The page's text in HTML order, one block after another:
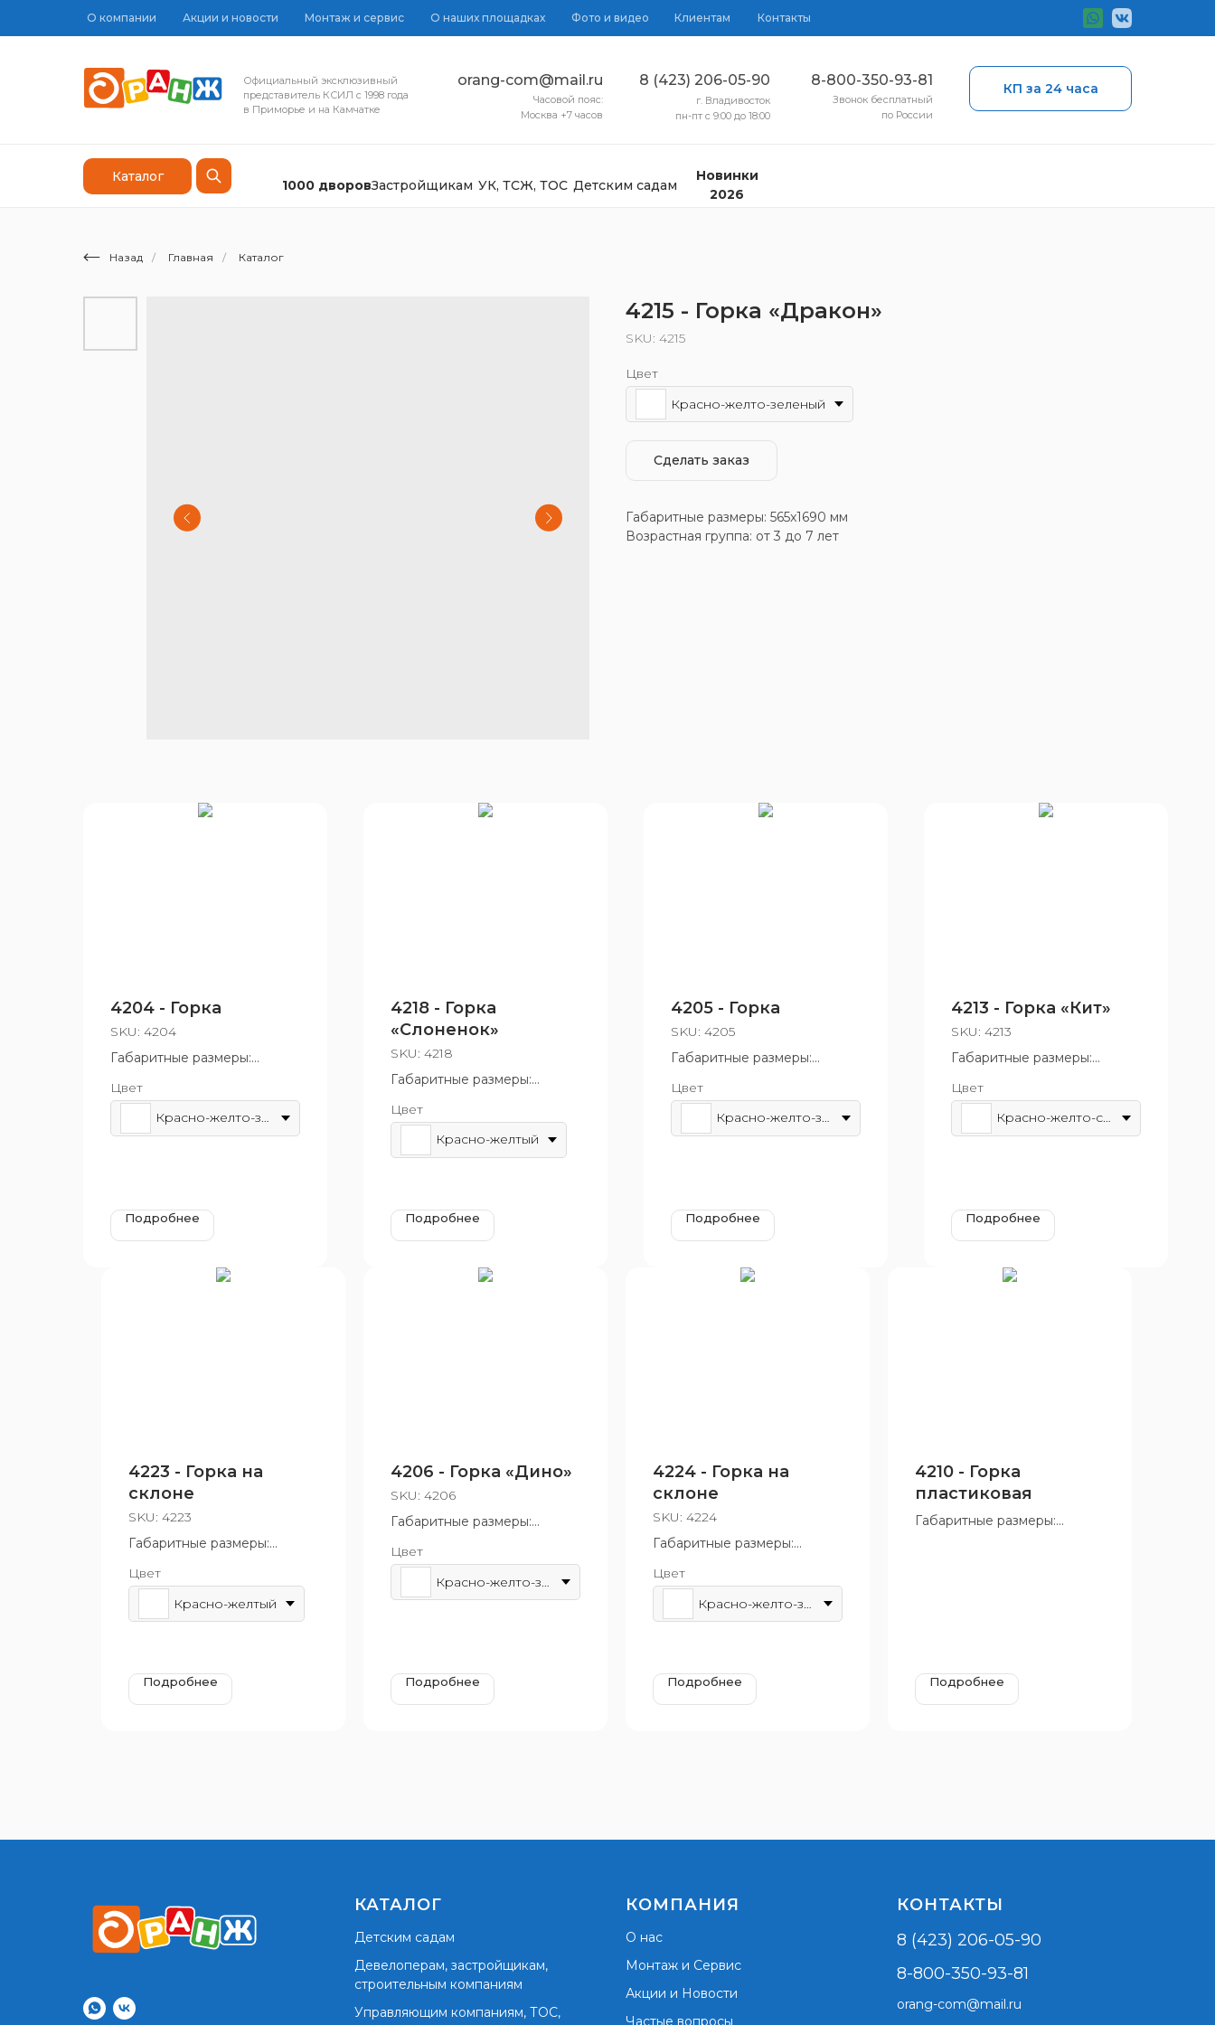
О компании Акции и новости Монтаж и сервис О наших площадках Фото и видео Клиентам Контакты
Каталог
КП за 24 часа
8 (423) 206-05-90 8-800-350-93-81
Официальный эксклюзивный
представитель КСИЛ с 1998 года
в Приморье и на Камчатке
orang-com@mail.ru
Звонок бесплатный
по России
г. Владивосток
пн-пт с 9:00 до 18:00
Часовой пояс:
Москва +7 часов
1000 дворовЗастройщикам УК, ТСЖ, ТОС Детским садам
Новинки
2026
Назад / Главная / Каталог
4215 - Горка «Дракон»
SKU: 4215
Цвет
Красно-желто-зеленый
Сделать заказ
Габаритные размеры: 565x1690 мм
Возрастная группа: от 3 до 7 лет
4204 - Горка
SKU: 4204
Габаритные размеры:
Возрастная группа: от 5 до
Цвет
Красно-желто-зеленый
Подробнее
4218 - Горка
«Слоненок»
SKU: 4218
Габаритные размеры:
Возрастная группа: от 3 до 7
Цвет
Красно-желтый
Подробнее
4205 - Горка
SKU: 4205
Габаритные размеры:
Возрастная группа: от 5 до
Цвет
Красно-желто-зеленый
Подробнее
4213 - Горка «Кит»
SKU: 4213
Габаритные размеры:
Возрастная группа: от 3 до 7
Цвет
Красно-желто-синий
Подробнее
4223 - Горка на
склоне
SKU: 4223
Габаритные размеры:
Возрастная группа: от 6 до
Цвет
Красно-желтый
Подробнее
4206 - Горка «Дино»
SKU: 4206
Габаритные размеры:
Возрастная группа: от 3 до
Цвет
Подробнее
4224 - Горка на
склоне
SKU: 4224
Габаритные размеры:
Возрастная группа: от 3 до
Цвет
Подробнее
4210 - Горка
пластиковая
Габаритные размеры:
Подробнее
КАТАЛОГ
Детским садам
Девелоперам, застройщикам,
строительным компаниям
Управляющим компаниям, ТОС,
КОМПАНИЯ
О нас
Монтаж и Сервис
Акции и Новости
Частые вопросы
КОНТАКТЫ
8 (423) 206-05-90
8-800-350-93-81
orang-com@mail.ru